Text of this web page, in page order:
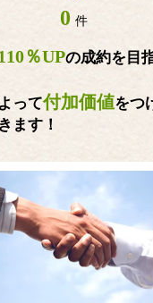
0 件
％UPの成約を目
って付加価値をつ
ます！